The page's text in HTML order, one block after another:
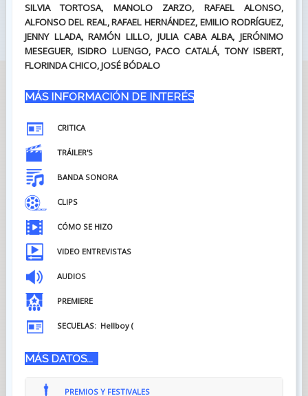
SILVIA TORTOSA, MANOLO ZARZO, RAFAEL ALONSO,
ALFONSO DEL REAL, RAFAEL HERNÁNDEZ, EMILIO RODRÍGUEZ,
JENNY LLADA, RAMÓN LILLO, JULIA CABA ALBA, JERÓNIMO
MESEGUER, ISIDRO LUENGO, PACO CATALÁ, TONY ISBERT,
FLORINDA CHICO, JOSÉ BÓDALO
MÁS INFORMACIÓN DE INTERÉS
CRITICA
TRÁILER'S
BANDA SONORA
CLIPS
CÓMO SE HIZO
VIDEO ENTREVISTAS
AUDIOS
PREMIERE
SECUELAS: Hellboy (
MÁS DATOS...
PREMIOS Y FESTIVALES